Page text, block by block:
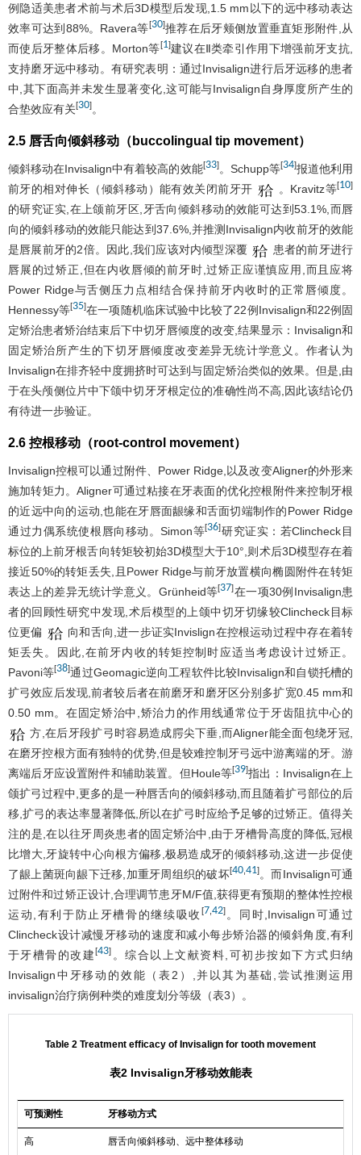
例隐适美患者术前与术后3D模型后发现,1.5 mm以下的远中移动表达
效率可达到88%。Ravera等[30]推荐在后牙颊侧放置垂直矩形附件,从
而使后牙整体后移。Morton等[1]建议在Ⅱ类牵引作用下增强前牙支抗,
支持磨牙远中移动。有研究表明：通过Invisalign进行后牙远移的患者
中,其下面高并未发生显著变化,这可能与Invisalign自身厚度所产生的
合垫效应有关[30] 。
2.5 唇舌向倾斜移动（buccolingual tip movement）
倾斜移动在Invisalign中有着较高的效能[33]。Schupp等[34]报道他利用
前牙的相对伸长（倾斜移动）能有效关闭前牙开
。Kravitz等[10]
的研究证实,在上颌前牙区,牙舌向倾斜移动的效能可达到53.1%,而唇
向的倾斜移动的效能只能达到37.6%,并推测Invisalign内收前牙的效能
是唇展前牙的2倍。因此,我们应该对内倾型深覆
患者的前牙进行
唇展的过矫正,但在内收唇倾的前牙时,过矫正应谨慎应用,而且应将
Power Ridge与舌侧压力点相结合保持前牙内收时的正常唇倾度。
Hennessy等[35]在一项随机临床试验中比较了22例Invisalign和22例固
定矫治患者矫治结束后下中切牙唇倾度的改变,结果显示：Invisalign和
固定矫治所产生的下切牙唇倾度改变差异无统计学意义。作者认为
Invisalign在排齐轻中度拥挤时可达到与固定矫治类似的效果。但是,由
于在头颅侧位片中下颌中切牙牙根定位的准确性尚不高,因此该结论仍
有待进一步验证。
2.6 控根移动（root-control movement）
Invisalign控根可以通过附件、Power Ridge,以及改变Aligner的外形来
施加转矩力。Aligner可通过粘接在牙表面的优化控根附件来控制牙根
的近远中向的运动,也能在牙唇面龈缘和舌面切端制作的Power Ridge
通过力偶系统使根唇向移动。Simon等[36]研究证实：若Clincheck目
标位的上前牙根舌向转矩较初始3D模型大于10°,则术后3D模型存在着
接近50%的转矩丢失,且Power Ridge与前牙放置横向椭圆附件在转矩
表达上的差异无统计学意义。Grünheid等[37]在一项30例Invisalign患
者的回顾性研究中发现,术后模型的上颌中切牙切缘较Clincheck目标
位更偏
向和舌向,进一步证实Invislign在控根运动过程中存在着转
矩丢失。因此,在前牙内收的转矩控制时应适当考虑设计过矫正。
Pavoni等[38]通过Geomagic逆向工程软件比较Invisalign和自锁托槽的
扩弓效应后发现,前者较后者在前磨牙和磨牙区分别多扩宽0.45 mm和
0.50 mm。在固定矫治中,矫治力的作用线通常位于牙齿阻抗中心的
方,在后牙段扩弓时容易造成腭尖下垂,而Aligner能全面包绕牙冠,
在磨牙控根方面有独特的优势,但是较难控制牙弓远中游离端的牙。游
离端后牙应设置附件和辅助装置。但Houle等[39]指出：Invisalign在上
颌扩弓过程中,更多的是一种唇舌向的倾斜移动,而且随着扩弓部位的后
移,扩弓的表达率显著降低,所以在扩弓时应给予足够的过矫正。值得关
注的是,在以往牙周炎患者的固定矫治中,由于牙槽骨高度的降低,冠根
比增大,牙旋转中心向根方偏移,极易造成牙的倾斜移动,这进一步促使
了龈上菌斑向龈下迁移,加重牙周组织的破坏[40,41]。而Invisalign可通
过附件和过矫正设计,合理调节患牙M/F值,获得更有预期的整体性控根
运动,有利于防止牙槽骨的继续吸收 [7,42]。同时,Invisalign可通过
Clincheck设计减慢牙移动的速度和减小每步矫治器的倾斜角度,有利
于牙槽骨的改建[43] 。综合以上文献资料,可初步按如下方式归纳
Invisalign中牙移动的效能（表2 ）,并以其为基础,尝试推测运用
invisalign治疗病例种类的难度划分等级（表3）。
Table 2 Treatment efficacy of Invisalign for tooth movement
表2 Invisalign牙移动效能表
可预测性 牙移动方式
高 唇舌向倾斜移动、远中整体移动